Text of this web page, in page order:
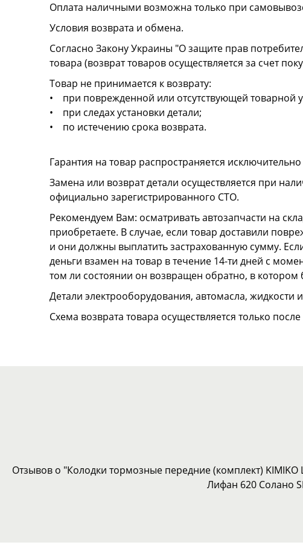
Оплата наличными возможна только при
Условия возврата и обмена.
Согласно Закону Украины "О защите прав
товара (возврат товаров осуществляется за счет
Товар не принимается к возврату:
• при поврежденной или отсутствующей товарной
• при следах установки детали;
• по истечению срока возврата.
Гарантия на товар распространяется
Замена или возврат детали осуществляется при
официально зарегистрированного СТО.
Рекомендуем Вам: осматривать автозапчасти на
приобретаете. В случае, если товар доставили
и они должны выплатить застрахованную сумму.
деньги взамен на товар в течение 14-ти дней с
том ли состоянии он возвращен обратно, в котором
Детали электрооборудования, автомасла, жидкости
Схема возврата товара осуществляется только
Отзывов о "Колодки тормозные передние (комплект) KIMIKO
Лифан 620 Солано